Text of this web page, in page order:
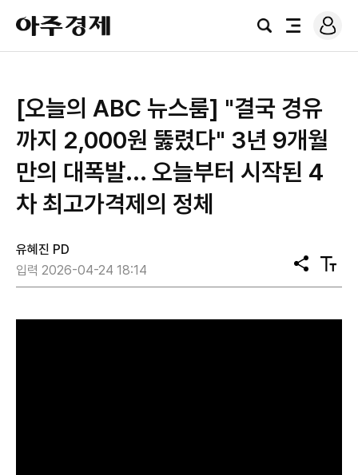
아
주
경
검
전
로
그
[오늘의 ABC 뉴스룸] "결국 경유
까지 2,000원 뚫렸다" 3년 9개월
만의 대폭발... 오늘부터 시작된 4
차 최고가격제의 정체
유혜진 PD
입력 2026-04-24 18:14
공
유
텍
스
기